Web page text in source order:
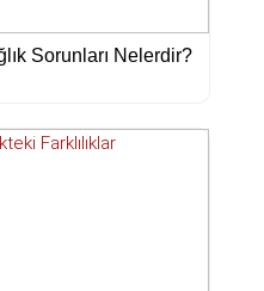
Sorunları Nelerdir?